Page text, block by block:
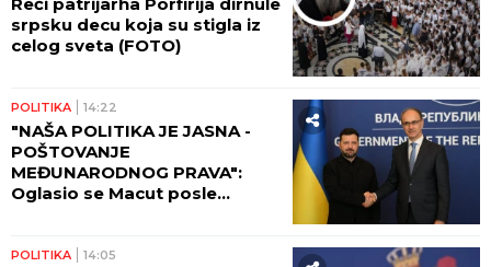
srpsku decu koja su stigla iz
celog sveta (FOTO)
POLITIKA 14:22
"NAŠA POLITIKA JE JASNA -
POŠTOVANJE
MEĐUNARODNOG PRAVA":
Oglasio se Macut posle
POLITIKA 14:05